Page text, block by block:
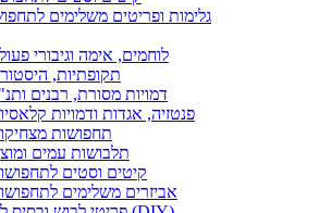
גלימות ופריטים משלימים
לוחמים, אימה וגיבורי
תקופתיות,
דמויות מסורת, רבנים
פנטזיה, אגדות ודמויות
תחפושות
תלבושות עמים
קיטים וסטים
אביזרים משלימים